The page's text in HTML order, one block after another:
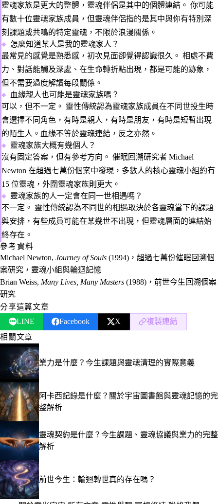
靈魂家族是更大的整體，靈魂伴侶是其中的個體連結。 你可能
有數十位靈魂家族成員，但靈魂伴侶指的是其中與你有特別深
刻課題或共鳴的特定靈魂，不限於浪漫關係。
怎麼知道某人是我的靈魂家人？
最常見的感覺是熟悉感，初次見面卻覺得認識很久。 相處不費
力、對話能觸及深處、在生命轉折點出現，都是可能的跡象，
但不需要過度解讀每段關係。
血緣親人也可能是靈魂家族嗎？
可以，但不一定。 靈性傳統認為靈魂家族成員在不同世投生時
會選擇不同角色，有時是親人，有時是朋友，有時是短暫出現
的陌生人。血緣不等於靈魂連結，反之亦然。
靈魂家族大概有幾個人？
沒有固定答案，但有參考方向。 催眠回溯研究者 Michael
Newton 在超過七萬份個案中發現，多數人的核心靈魂小組約有
15 位靈魂，外圍靈魂家族則更大。
靈魂家族的人一定會在同一世相遇嗎？
不一定。 靈性傳統認為不同世的相遇取決於各靈魂當下的課題
與安排，有些成員可能在某幾世不出現，但靈魂層面的連結始
終存在。
參考資料
Michael Newton, Journey of Souls (1994)，超過七萬份催眠回溯個
案研究，靈魂小組與輪迴記憶
Brian Weiss, Many Lives, Many Masters (1988)，前世今生回溯個案
研究
分享這篇文章
LINE
Facebook X
複製連結
相關文章
業力是什麼？今生課題與靈魂清理的實際意義
阿卡西記錄是什麼？關於宇宙圖書館與靈魂記憶的完
整解析
靈魂契約是什麼？今生課題、靈魂協議與業力的完整
解析
前世今生：輪迴轉世真的存在嗎？